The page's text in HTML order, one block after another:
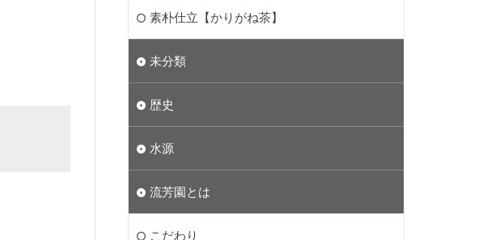
素朴仕立【かりがね茶】
未分類
歴史
水源
流芳園とは
こだわり